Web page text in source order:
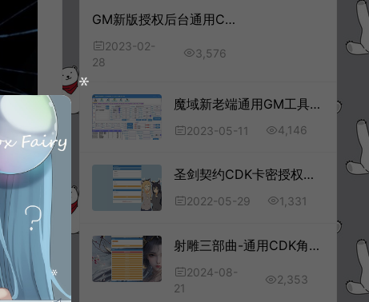
GM新版授权后台通用CDK接口程序+使用教程
2023-02-
28
3,576
魔域新老端通用GM工具V6.1全功能版
2023-05-11 4,146
圣剑契约CDK卡密授权后台+充值+物品发送+全物品ID
2022-05-29 1,331
射雕三部曲-通用CDK角色授权后台+使用教程
2024-08-
21
2,353